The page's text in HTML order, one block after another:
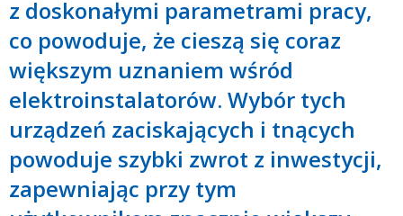
z doskonałymi parametrami pracy,
co powoduje, że cieszą się coraz
większym uznaniem wśród
elektroinstalatorów. Wybór tych
urządzeń zaciskających i tnących
powoduje szybki zwrot z inwestycji,
zapewniając przy tym